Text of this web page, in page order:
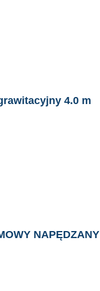
4.0 m
NAPĘDZANY